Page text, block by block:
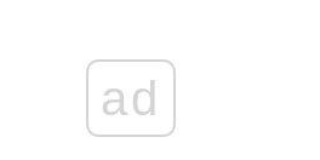
ad